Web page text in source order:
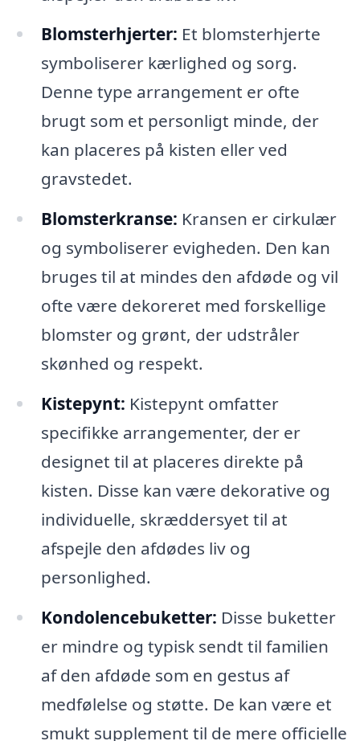
Blomsterhjerter: Et blomsterhjerte
symboliserer kærlighed og sorg.
Denne type arrangement er ofte
brugt som et personligt minde, der
kan placeres på kisten eller ved
gravstedet.
Blomsterkranse: Kransen er cirkulær
og symboliserer evigheden. Den kan
bruges til at mindes den afdøde og vil
ofte være dekoreret med forskellige
blomster og grønt, der udstråler
skønhed og respekt.
Kistepynt: Kistepynt omfatter
specifikke arrangementer, der er
designet til at placeres direkte på
kisten. Disse kan være dekorative og
individuelle, skræddersyet til at
afspejle den afdødes liv og
personlighed.
Kondolencebuketter: Disse buketter
er mindre og typisk sendt til familien
af den afdøde som en gestus af
medfølelse og støtte. De kan være et
smukt supplement til de mere officielle